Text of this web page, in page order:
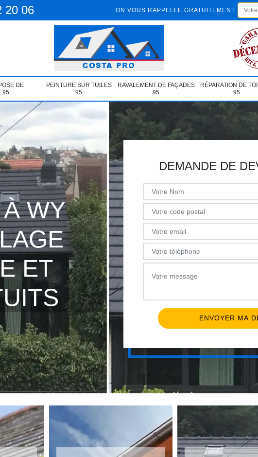
20 06 ON VOUS RAPPELLE GRATUITEMENT
DE
95
PEINTURE SUR TUILES
95
RAVALEMENT DE FAÇADES
95
RÉPARATION DE
95
WY
ET
DEMANDE DE